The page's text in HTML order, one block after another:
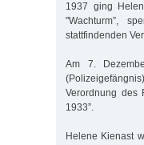
1937 ging
"Wachturm”,
stattfindenden
Am 7.
Verordnung des
1933”.
Helene Kienast